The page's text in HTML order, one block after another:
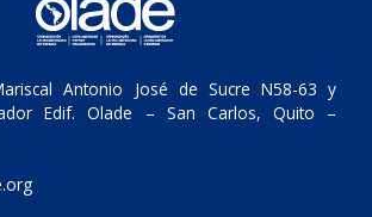
Antonio José de Sucre N58-63 y
Edif. Olade – San Carlos, Quito –